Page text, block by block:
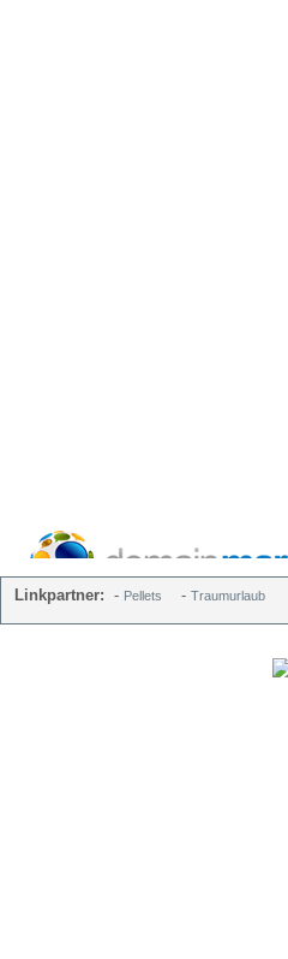
Linkpartner: - Pellets - Traumurlaub